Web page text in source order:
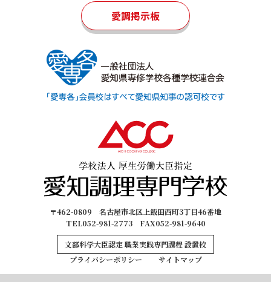
愛調掲示板
〒462-0809 名古屋市北区上飯田西町3丁目46番地
TEL052-981-2773 FAX052-981-9640
文部科学大臣認定 職業実践専門課程 設置校
プライバシーポリシー
サイトマップ